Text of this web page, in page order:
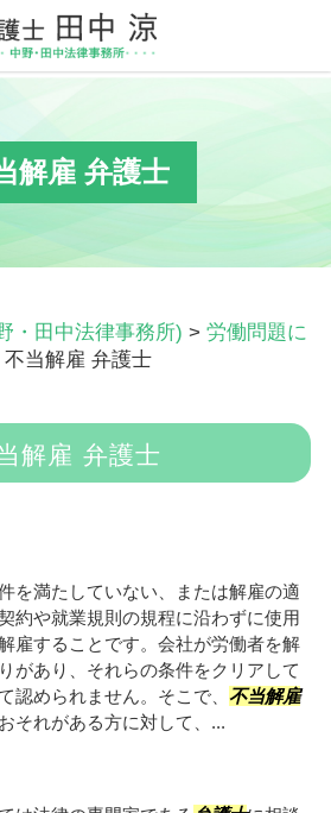
解雇 弁護士
田中法律事務所) > 労働問題に
不当解雇 弁護士
解雇 弁護士
を満たしていない、または解雇の適
約や就業規則の規程に沿わずに使用
雇することです。会社が労働者を解
があり、それらの条件をクリアして
認められません。そこで、 不当解雇
それがある方に対して、...